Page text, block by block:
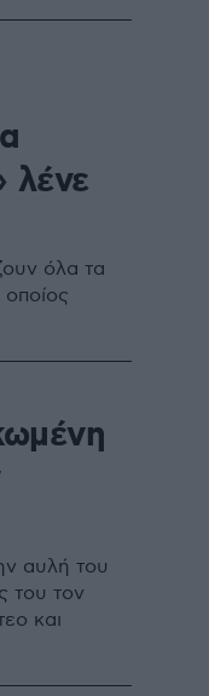
λένε
όλα τα
αυλή του
του τον
και